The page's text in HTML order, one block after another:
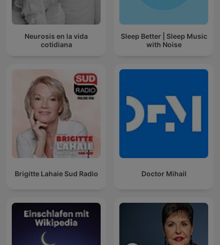
Neurosis en la vida
cotidiana
Sleep Better | Sleep Music
with Noise
Brigitte Lahaie Sud Radio Doctor Mihail